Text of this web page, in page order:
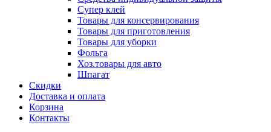
Супер клей
Товары для консервирования
Товары для приготовления
Товары для уборки
Фольга
Хоз.товары для авто
Шпагат
Скидки
Доставка и оплата
Корзина
Контакты